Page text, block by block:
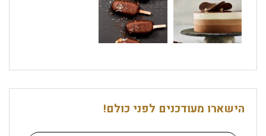
הישארו מעודכנים לפני כולם!